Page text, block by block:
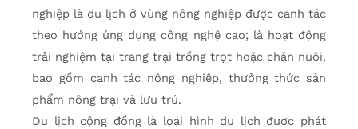
nghiệp là du lịch ở vùng nông nghiệp được canh tác
theo hướng ứng dụng công nghệ cao; là hoạt động
trải nghiệm tại trang trại trồng trọt hoặc chăn nuôi,
bao gồm canh tác nông nghiệp, thưởng thức sản
phẩm nông trại và lưu trú.
Du lịch cộng đồng là loại hình du lịch được phát